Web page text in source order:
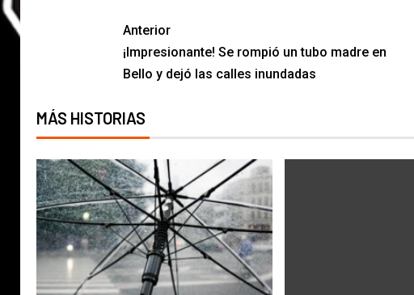
Anterior
¡Impresionante! Se rompió un tubo madre en
Bello y dejó las calles inundadas
MÁS HISTORIAS